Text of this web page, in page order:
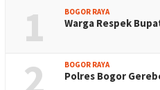
1 BOGOR RAYA
Warga Respek
2 BOGOR RAYA
Polres Bogor